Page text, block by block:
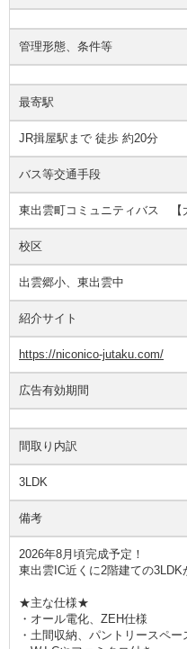
管理形態、条件等
最寄駅
JR揖屋駅まで 徒歩 約20分
バス等交通手段
東出雲町コミュニティバス 【
校区
出雲郷小、東出雲中
紹介サイト
https://niconico-jutaku.com/
広告有効期間
間取り内訳
3LDK
備考
2026年8月頃完成予定！
東出雲IC近くに2階建ての3LDK
★主な仕様★
・オール電化、ZEH仕様
・土間収納、パントリースペー